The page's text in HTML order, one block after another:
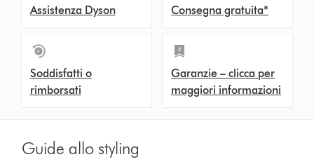
Assistenza Dyson Consegna gratuita*
Soddisfatti o
rimborsati
Garanzie – clicca per
maggiori informazioni
Guide allo styling